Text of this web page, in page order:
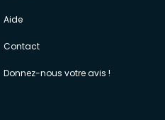
Aide
Contact
Donnez-nous votre avis !